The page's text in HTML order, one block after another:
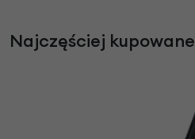
Najczęściej kupowane